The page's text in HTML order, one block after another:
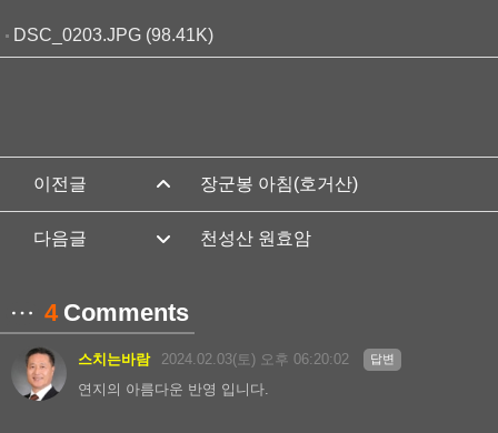
DSC_0203.JPG (98.41K)
장군봉 아침(호거산)
천성산 원효암
4 Comments
스치는바람 2024.02.03(토) 오후 06:20:02 답변
연지의 아름다운 반영 입니다.